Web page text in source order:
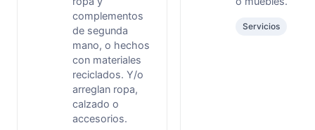
complementos
de segunda
mano, o hechos
con materiales
reciclados. Y/o
arreglan ropa,
calzado o
accesorios.
Servicios